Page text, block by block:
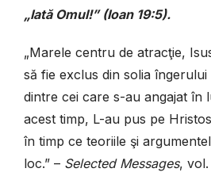
„Iată Omul!” (Ioan 19:5).
„Marele centru de atracţie,
să fie exclus din solia
dintre cei care s-au angajat în
acest timp, L-au pus pe
în timp ce teoriile şi
loc.” – Selected Messages, vol.